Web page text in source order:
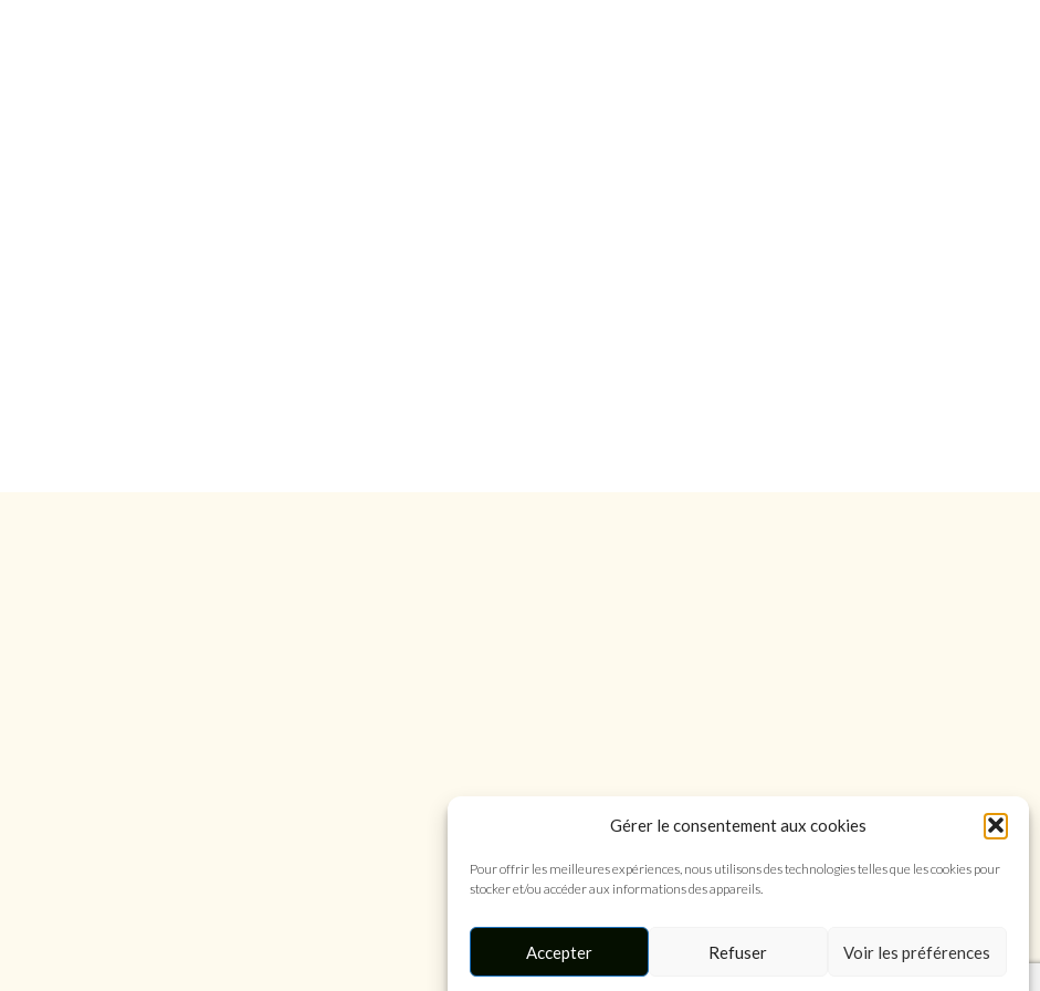
Gérer le consentement aux cookies
Pour offrir les meilleures expériences, nous utilisons des technologies telles que les cookies pour
stocker et/ou accéder aux informations des appareils.
Accepter Refuser Voir les préférences